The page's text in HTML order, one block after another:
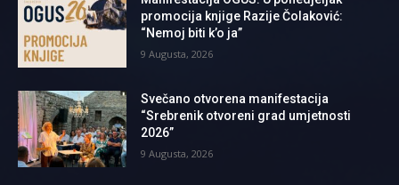
promocija knjige Razije Čolaković:
“Nemoj biti k’o ja”
9 Augusta, 2026
Svečano otvorena manifestacija
“Srebrenik otvoreni grad umjetnosti
2026”
9 Augusta, 2026